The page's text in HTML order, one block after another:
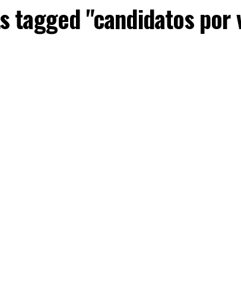
tagged "candidatos por